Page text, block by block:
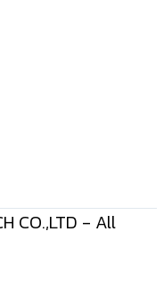
CO.,LTD - All